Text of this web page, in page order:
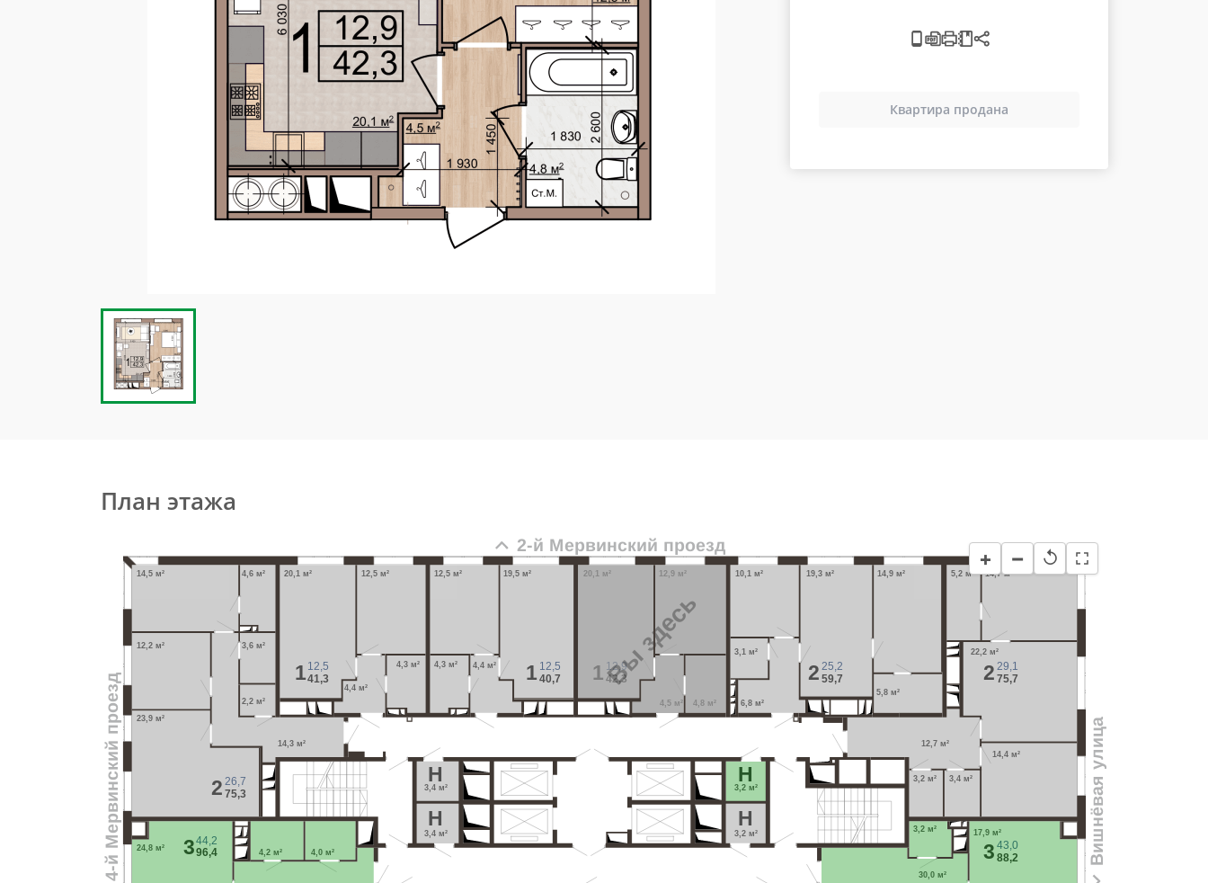
Квартира продана
План этажа
+ − ↺
12,2 м²
14,5 м²
14,3 м²
30,0 м²
14,4 м²
12,7 м²
14,7 м²
10,1 м²
6,8 м²
14,9 м²
12,9 м²
4,5 м²
12,5 м²
4,4 м²
4,4 м²
12,5 м²
2,2 м²
4,0 м²
3,2 м²
3,2 м²
4,2 м²
3,6 м²
4,6 м²
4,3 м² 4,3 м²
4,8 м²
3,1 м²
5,8 м²
5,2 м²
3,4 м²
17,9 м²
24,8 м²
23,9 м²
20,1 м² 19,5 м² 20,1 м² 19,3 м²
22,2 м²
3,4 м² 3,2 м²
3,4 м² 3,2 м²
344,2
96,4
2 26,7
75,3
1 12,5
41,3
1 12,5
40,7
1 12,9
42,3
2 25,2
59,7
2 29,1
75,7
3 43,0
88,2
H
H
H
H
Вы здесь
2-й Мервинский проезд
4-й Мервинский проезд Вишнёвая улица